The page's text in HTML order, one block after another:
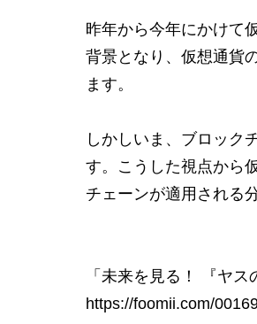
昨年から今年にかけて
背景となり、仮想通貨
ます。
しかしいま、ブロック
す。こうした視点から
チェーンが適用される
「未来を見る！ 『ヤ
https://foomii.com/